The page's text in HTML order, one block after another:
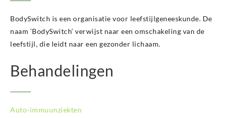
BodySwitch Kerkrade
BodySwitch Krimpenerwaard
BodySwitch Leeuwarden
BodySwitch Lelystad
BodySwitch Maastricht
BodySwitch Nieuwegein
BodySwitch is een organisatie voor leefstijlgeneeskunde. De
naam ‘BodySwitch’ verwijst naar een omschakeling van de
leefstijl, die leidt naar een gezonder lichaam.
Behandelingen
Auto-immuunziekten